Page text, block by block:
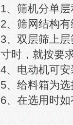
1、筛机分单
2、筛网结构
3、双层筛上
寸时，就按要
4、电动机可
5、给料箱为
6、在选用时